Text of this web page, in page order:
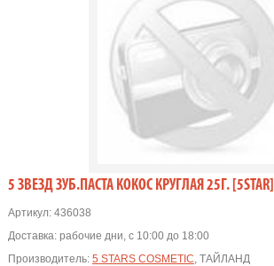
5 ЗВЕЗД ЗУБ.ПАСТА КОКОС КРУГЛАЯ 25Г. [5STAR]
Артикул:436038
Доставка: рабочие дни, с 10:00 до 18:00
Производитель: 5 STARS COSMETIC, ТАЙЛАНД